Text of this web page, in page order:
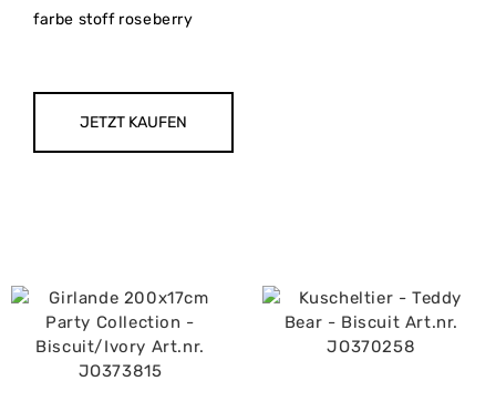
farbe stoff roseberry
JETZT KAUFEN